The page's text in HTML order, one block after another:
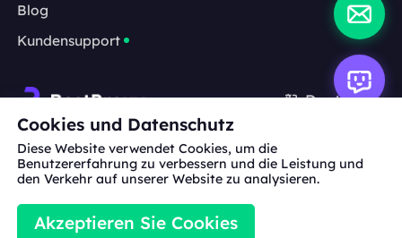
Blog
Kundensupport
Deutsch
Zusammenarbeit:michael.wang@bestproxy.com
Cookies und Datenschutz
Diese Website verwendet Cookies, um die
Benutzererfahrung zu verbessern und die Leistung und
den Verkehr auf unserer Website zu analysieren.
Akzeptieren Sie Cookies